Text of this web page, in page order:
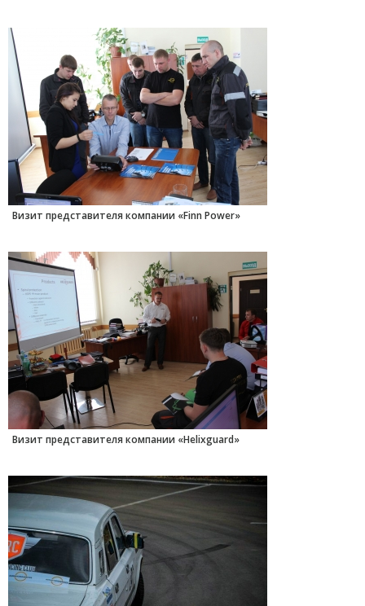
Визит представителя компании «Finn Power»
Визит представителя компании «Helixguard»